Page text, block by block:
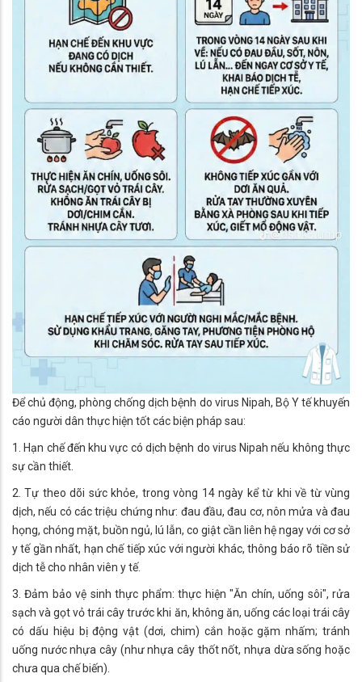
Để chủ động, phòng chống dịch bệnh do virus Nipah, Bộ Y tế khuyến
cáo người dân thực hiện tốt các biện pháp sau:
1. Hạn chế đến khu vực có dịch bệnh do virus Nipah nếu không thực
sự cần thiết.
2. Tự theo dõi sức khỏe, trong vòng 14 ngày kể từ khi về từ vùng
dịch, nếu có các triệu chứng như: đau đầu, đau cơ, nôn mửa và đau
họng, chóng mặt, buồn ngủ, lú lẫn, co giật cần liên hệ ngay với cơ sở
y tế gần nhất, hạn chế tiếp xúc với người khác, thông báo rõ tiền sử
dịch tễ cho nhân viên y tế.
3. Đảm bảo vệ sinh thực phẩm: thực hiện "Ăn chín, uống sôi", rửa
sạch và gọt vỏ trái cây trước khi ăn, không ăn, uống các loại trái cây
có dấu hiệu bị động vật (dơi, chim) cắn hoặc gặm nhấm; tránh
uống nước nhựa cây (như nhựa cây thốt nốt, nhựa dừa sống hoặc
chưa qua chế biến).